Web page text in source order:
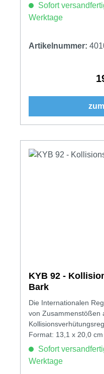
Sofort
Werktage
Artikelnummer:
KYB 92 -
Bark
Die Internationalen
von Zusammenstößen
Format: 13,1 x 20,0 cm
Sofort
Werktage